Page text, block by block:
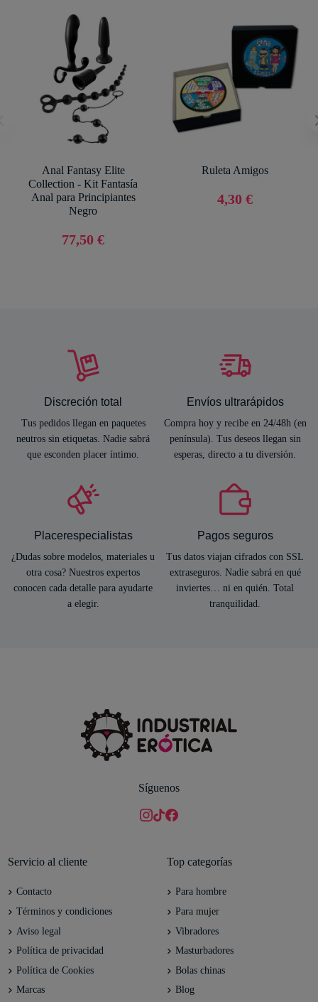
Anal Fantasy Elite
Collection - Kit Fantasía
Anal para Principiantes
Negro
77,50 €
Ruleta Amigos
4,30 €
Discreción total
Tus pedidos llegan en paquetes
neutros sin etiquetas. Nadie sabrá
que esconden placer íntimo.
Envíos ultrarápidos
Compra hoy y recibe en 24/48h (en
península). Tus deseos llegan sin
esperas, directo a tu diversión.
Placerespecialistas
¿Dudas sobre modelos, materiales u
otra cosa? Nuestros expertos
conocen cada detalle para ayudarte
a elegir.
Pagos seguros
Tus datos viajan cifrados con SSL
extraseguros. Nadie sabrá en qué
inviertes… ni en quién. Total
tranquilidad.
Síguenos
Servicio al cliente
Contacto
Términos y condiciones
Aviso legal
Política de privacidad
Política de Cookies
Marcas
Top categorías
Para hombre
Para mujer
Vibradores
Masturbadores
Bolas chinas
Blog